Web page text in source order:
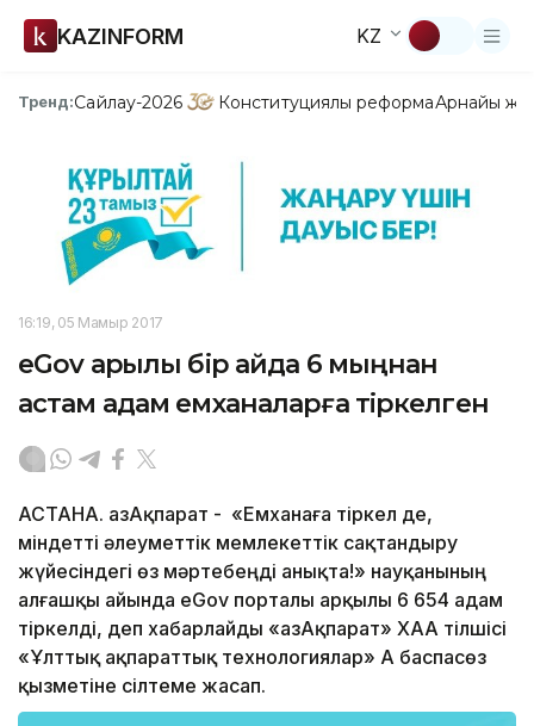
KAZINFORM KZ
Тренд:Сайлау-2026 Конституциялық реформаАрнайы
16:19, 05 Мамыр 2017
eGov арқылы бір айда 6 мыңнан
астам адам емханаларға тіркелген
АСТАНА. ҚазАқпарат - «Емханаға тіркел де,
міндетті әлеуметтік мемлекеттік сақтандыру
жүйесіндегі өз мәртебеңді анықта!» науқанының
алғашқы айында eGov порталы арқылы 6 654 адам
тіркелді, деп хабарлайды «ҚазАқпарат» ХАА тілшісі
«Ұлттық ақпараттық технологиялар» АҚ баспасөз
қызметіне сілтеме жасап.